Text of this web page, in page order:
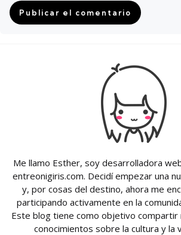
Me llamo Esther, soy desarrolladora
entreonigiris.com. Decidí empezar una
y, por cosas del destino, ahora me
participando activamente en la
Este blog tiene como objetivo compartir
conocimientos sobre la cultura y la